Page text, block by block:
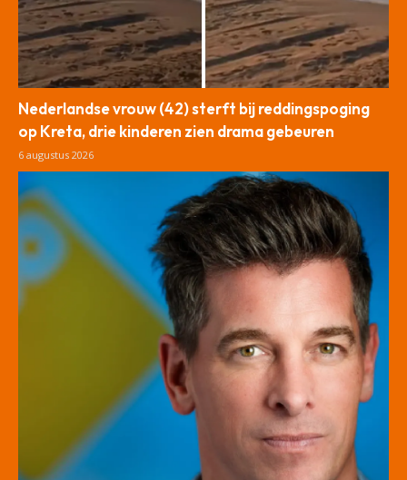
Nederlandse vrouw (42) sterft bij reddingspoging
op Kreta, drie kinderen zien drama gebeuren
6 augustus 2026